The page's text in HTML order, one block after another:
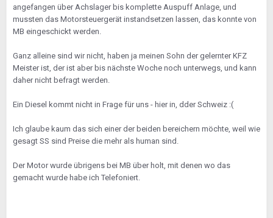
angefangen über Achslager bis komplette Auspuff Anlage, und
mussten das Motorsteuergerät instandsetzen lassen, das konnte von
MB eingeschickt werden.
Ganz alleine sind wir nicht, haben ja meinen Sohn der gelernter KFZ
Meister ist, der ist aber bis nächste Woche noch unterwegs, und kann
daher nicht befragt werden.
Ein Diesel kommt nicht in Frage für uns - hier in, dder Schweiz :(
Ich glaube kaum das sich einer der beiden bereichern möchte, weil wie
gesagt SS sind Preise die mehr als human sind.
Der Motor wurde übrigens bei MB über holt, mit denen wo das
gemacht wurde habe ich Telefoniert.